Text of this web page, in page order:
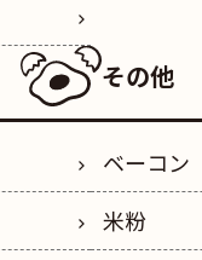
その他
ベーコン
米粉